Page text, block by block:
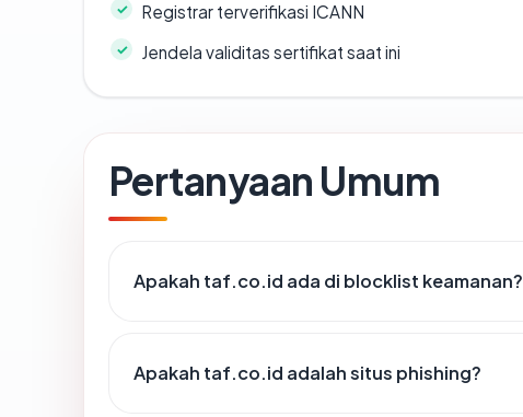
Registrar terverifikasi ICANN
Jendela validitas sertifikat saat ini
Pertanyaan Umum
Apakah taf.co.id ada di blocklist keamanan?
Apakah taf.co.id adalah situs phishing?